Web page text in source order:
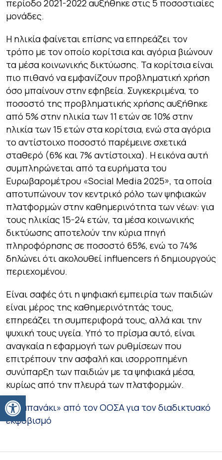
Ανοίξτε τη γραμμή εργαλείων
περίοδο 2021-2022 αυξήθηκε στις 5 ποσοστιαίες
μονάδες.
Η ηλικία φαίνεται επίσης να επηρεάζει τον
τρόπο με τον οποίο κορίτσια και αγόρια βιώνουν
τα μέσα κοινωνικής δικτύωσης. Τα κορίτσια είναι
πιο πιθανό να εμφανίζουν προβληματική χρήση
όσο μπαίνουν στην εφηβεία. Συγκεκριμένα, το
ποσοστό της προβληματικής χρήσης αυξήθηκε
από 5% στην ηλικία των 11 ετών σε 10% στην
ηλικία των 15 ετών στα κορίτσια, ενώ στα αγόρια
το αντίστοιχο ποσοστό παρέμεινε σχετικά
σταθερό (6% και 7% αντίστοιχα). Η εικόνα αυτή
συμπληρώνεται από τα ευρήματα του
Ευρωβαρομέτρου «Social Media 2025», τα οποία
αποτυπώνουν τον κεντρικό ρόλο των ψηφιακών
πλατφορμών στην καθημερινότητα των νέων: για
τους ηλικίας 15-24 ετών, τα μέσα κοινωνικής
δικτύωσης αποτελούν την κύρια πηγή
πληροφόρησης σε ποσοστό 65%, ενώ το 74%
δηλώνει ότι ακολουθεί influencers ή δημιουργούς
περιεχομένου.
Είναι σαφές ότι η ψηφιακή εμπειρία των παιδιών
είναι μέρος της καθημερινότητάς τους,
επηρεάζει τη συμπεριφορά τους, αλλά και την
ψυχική τους υγεία. Υπό το πρίσμα αυτό, είναι
αναγκαία η εφαρμογή των ρυθμίσεων που
επιτρέπουν την ασφαλή και ισορροπημένη
συνύπαρξη των παιδιών με τα ψηφιακά μέσα,
κυρίως από την πλευρά των πλατφορμών.
«Καμπανάκι» από τον ΟΟΣΑ για τον διαδικτυακό
εκφοβισμό